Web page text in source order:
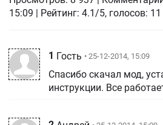
15:09
| Рейтинг: 4.1/5, голосов: 11
1 Гость • 25-12-2014, 15:09
Спасибо скачал мод,
инструкции. Все